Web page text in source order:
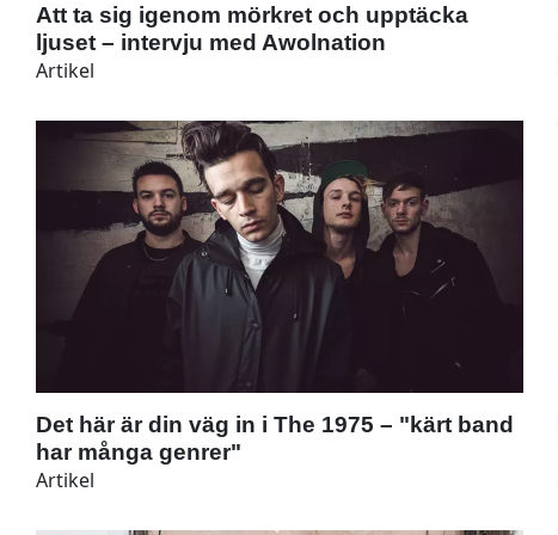
Att ta sig igenom mörkret och upptäcka
ljuset – intervju med Awolnation
Artikel
Det här är din väg in i The 1975 – "kärt band
har många genrer"
Artikel